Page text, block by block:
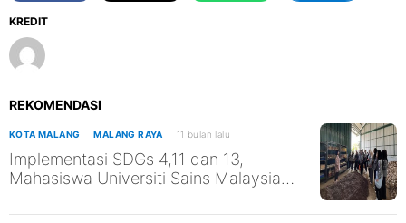
KREDIT
REKOMENDASI
KOTA MALANG MALANG RAYA 11 bulan lalu
Implementasi SDGs 4,11 dan 13,
Mahasiswa Universiti Sains Malaysia